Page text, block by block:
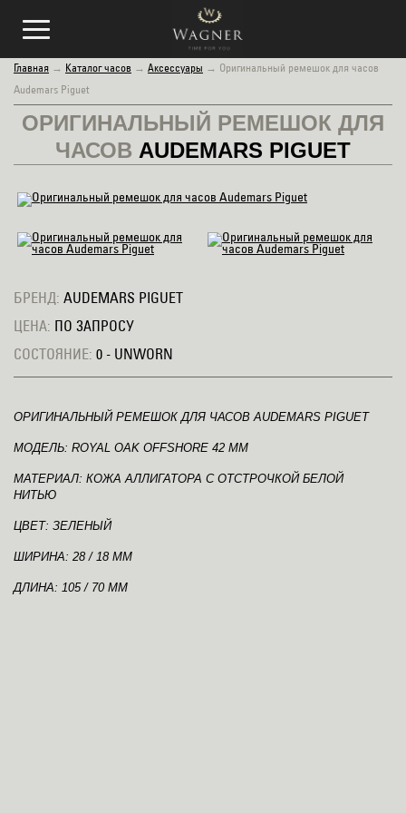
Главная → Каталог часов → Аксессуары → Оригинальный ремешок для часов
Audemars Piguet
ОРИГИНАЛЬНЫЙ РЕМЕШОК ДЛЯ
ЧАСОВ AUDEMARS PIGUET
БРЕНД: AUDEMARS PIGUET
ЦЕНА: ПО ЗАПРОСУ
СОСТОЯНИЕ: 0 - UNWORN
ОРИГИНАЛЬНЫЙ РЕМЕШОК ДЛЯ ЧАСОВ AUDEMARS PIGUET
МОДЕЛЬ: ROYAL OAK OFFSHORE 42 ММ
МАТЕРИАЛ: КОЖА АЛЛИГАТОРА С ОТСТРОЧКОЙ БЕЛОЙ
НИТЬЮ
ЦВЕТ: ЗЕЛЕНЫЙ
ШИРИНА: 28 / 18 ММ
ДЛИНА: 105 / 70 ММ